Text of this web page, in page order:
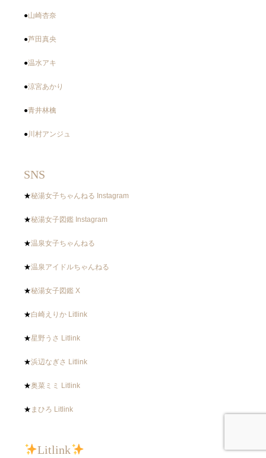
●山崎杏奈
●芦田真央
●温水アキ
●涼宮あかり
●青井林檎
●川村アンジュ
SNS
★秘湯女子ちゃんねる Instagram
★秘湯女子図鑑 Instagram
★温泉女子ちゃんねる
★温泉アイドルちゃんねる
★秘湯女子図鑑 X
★白崎えりか Litlink
★星野うさ Litlink
★浜辺なぎさ Litlink
★奥菜ミミ Litlink
★ まひろ Litlink
Litlink